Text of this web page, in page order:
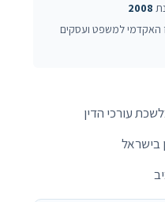
2008
האקדמי למשפט ועסקים
עורכי הדין
בישראל